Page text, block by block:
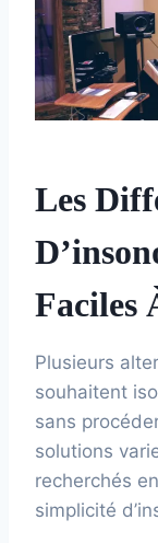
Les
Faciles
Plusieurs
souhaitent
sans
solutions
recherchés
simplicité